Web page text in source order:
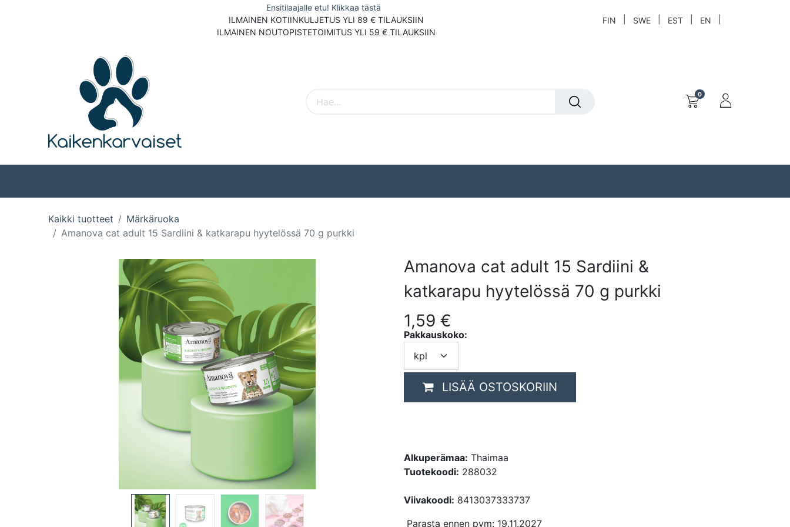
Ensitilaajalle etu! Klikkaa tästä
ILMAINEN KOTIINKULJETUS YLI 89 € TILAUKSIIN
ILMAINEN NOUTOPISTETOIMITUS YLI 59 € TILAUKSIIN
FIN SWE EST EN
0
Kaikki tuotteet
Märkäruoka
Amanova cat adult 15 Sardiini & katkarapu hyytelössä 70 g purkki
Amanova cat adult 15 Sardiini &
katkarapu hyytelössä 70 g purkki
1,59 €
Pakkauskoko:
LISÄÄ OSTOSKORIIN
Alkuperämaa: Thaimaa
Tuotekoodi: 288032
Viivakoodi: 8413037333737
Parasta ennen pvm: 19.11.2027